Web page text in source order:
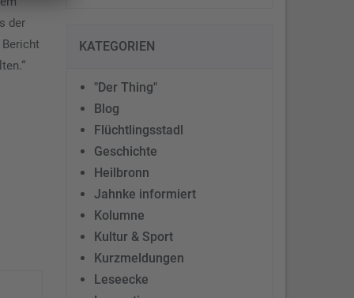
der
KATEGORIEN
"Der Thing"
Blog
Flüchtlingsstadl
Geschichte
Heilbronn
Jahnke informiert
Kolumne
Kultur & Sport
Kurzmeldungen
Leseecke